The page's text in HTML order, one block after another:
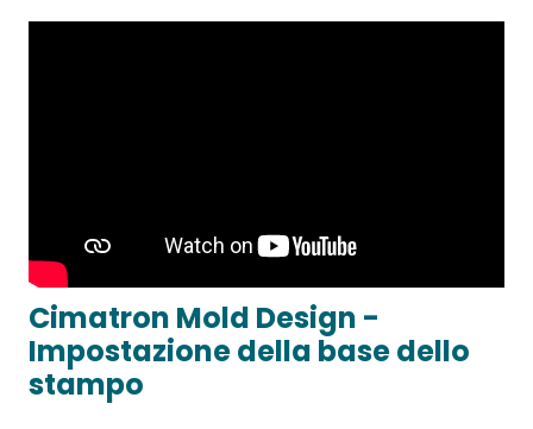
Cimatron Mold Design -
Impostazione della base dello
stampo